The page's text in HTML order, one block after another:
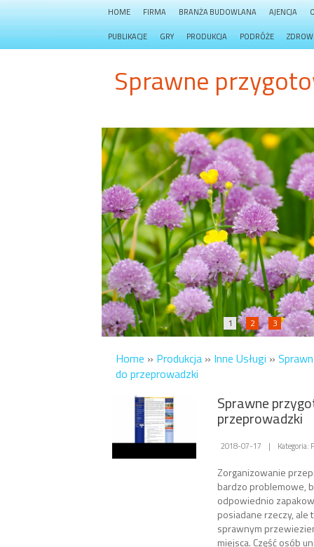
HOME FIRMA BRANŻA BUDOWLANA AJENCJA
PUBLIKACJE GRY PRODUKCJA PODRÓŻE
Sprawne
1 2 3
Home » Produkcja » Inne Usługi »
do przeprowadzki
Sprawne
przeprowadzki
2018-07-17 | Kategoria:
Zorganizowanie
bardzo problemowe,
odpowiednio
posiadane rzeczy, ale
sprawnym
miejsca. Część osób